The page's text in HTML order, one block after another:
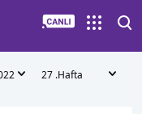
27 .Hafta